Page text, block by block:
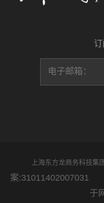
上海东方龙商务科技集
案:31011402007031
于